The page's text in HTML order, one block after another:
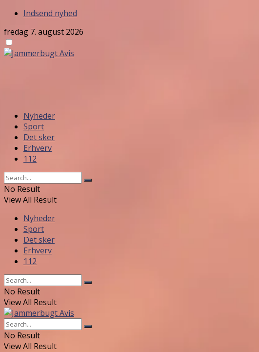
Indsend nyhed
fredag 7. august 2026
Nyheder
Sport
Det sker
Erhverv
112
No Result
View All Result
Nyheder
Sport
Det sker
Erhverv
112
No Result
View All Result
No Result
View All Result